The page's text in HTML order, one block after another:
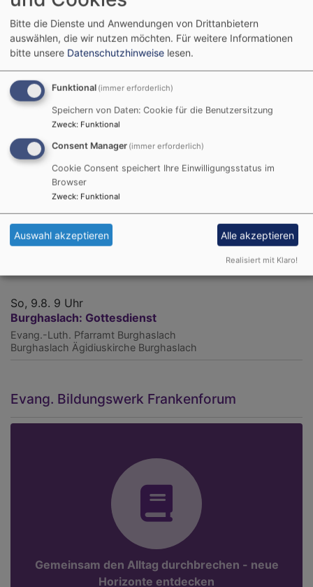
Karten an der Abendkasse: 12,-€, erm. 9,-€
Evangelische-Termine
So, 2.8. - So, 9.8.
Zirkusfreizeit
Alena Willner
Wiesentheid Turnhalle
Fr, 7.8. 14:15 Uhr
Scheinfeld Altenheim: Gottesdienst
Evang.-Luth. Pfarramt Schnodsenbach-Scheinfeld
So, 9.8. 9 Uhr
Burghaslach: Gottesdienst
Evang.-Luth. Pfarramt Burghaslach
Burghaslach Ägidiuskirche Burghaslach
Evang. Bildungswerk Frankenforum
Gemeinsam den Alltag durchbrechen - neue
Horizonte entdecken
Bitte die Dienste und Anwendungen von Drittanbietern
auswählen, die wir nutzen möchten. Für weitere Informationen
bitte unsere Datenschutzhinweise lesen.
Funktional (immer erforderlich)
Speichern von Daten: Cookie für die Benutzersitzung
Zweck: Funktional
Consent Manager (immer erforderlich)
Cookie Consent speichert Ihre Einwilligungsstatus im
Browser
Zweck: Funktional
Auswahl akzeptieren Alle akzeptieren
Realisiert mit Klaro!